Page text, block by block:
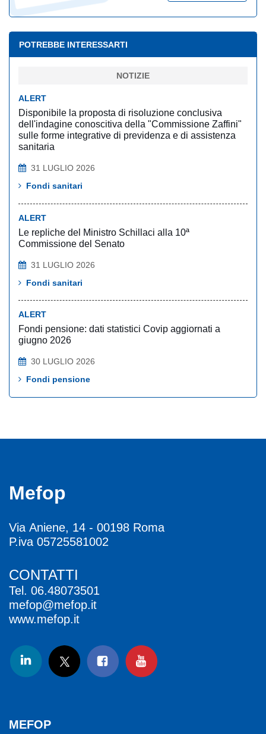
POTREBBE INTERESSARTI
NOTIZIE
ALERT
Disponibile la proposta di risoluzione conclusiva
dell'indagine conoscitiva della "Commissione Zaffini"
sulle forme integrative di previdenza e di assistenza
sanitaria
31 LUGLIO 2026
Fondi sanitari
ALERT
Le repliche del Ministro Schillaci alla 10ª
Commissione del Senato
31 LUGLIO 2026
Fondi sanitari
ALERT
Fondi pensione: dati statistici Covip aggiornati a
giugno 2026
30 LUGLIO 2026
Fondi pensione
Mefop
Via Aniene, 14 - 00198 Roma
P.iva 05725581002
CONTATTI
Tel. 06.48073501
mefop@mefop.it
www.mefop.it
MEFOP